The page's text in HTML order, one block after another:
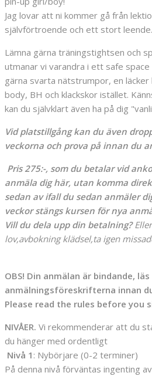
Jag lovar att ni kommer gå från
självförtroende och ett stort leende.
Lämna gärna träningstightsen och
utmanar vi varandra i ett safe space
gärna svarta nätstrumpor, en
body, BH och klackskor istället.
kan du självklart även ha på dig
Vid platstillgång kan du även
veckorna och prova på innan du
Pris 275:-, som du betalar vid
anmäla dig här, utan komma
sedan av ifall du sedan anmäler
veckor stängs kursen för nya
Vill du dela upp din betalning?
lov,avbokning klädsel,ta igen
OBS! Din anmälan är bindande,
anmälningsföreskrifterna innan
Please read the rules before you
NIVÅER. Vi rekommenderar att du
du hänger med ordentligt
Nivå 1 : Nybörjare (0-2 terminer)
På denna nivå förväntas ingenting